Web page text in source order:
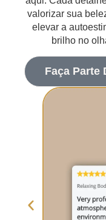
valorizar sua
elevar a
brilho no
Faça Parte